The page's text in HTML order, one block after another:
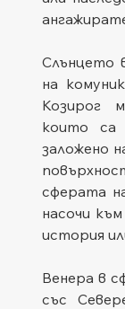
Слънцето
на
Козирог
които са
заложено
сферата
насочи
история
Венера в
със